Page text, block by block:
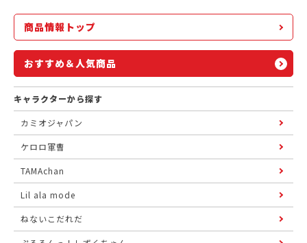
商品情報トップ
おすすめ＆人気商品
キャラクターから探す
カミオジャパン
ケロロ軍曹
TAMAchan
Lil ala mode
ねないこだれだ